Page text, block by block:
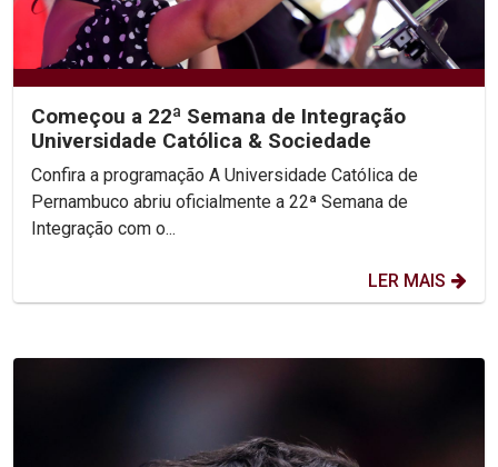
Começou a 22ª Semana de Integração
Universidade Católica & Sociedade
Confira a programação A Universidade Católica de
Pernambuco abriu oficialmente a 22ª Semana de
Integração com o...
LER MAIS